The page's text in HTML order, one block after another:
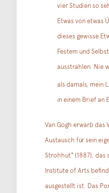
vier Studien so
Etwas von etwas
dieses gewisse
Festem und
ausstrahlen. Nie
als damals, mein
in einem Brief an
Van Gogh erwarb das
Austausch für sein
Strohhut“ (1887),
Institute of Arts
ausgestellt ist. Das